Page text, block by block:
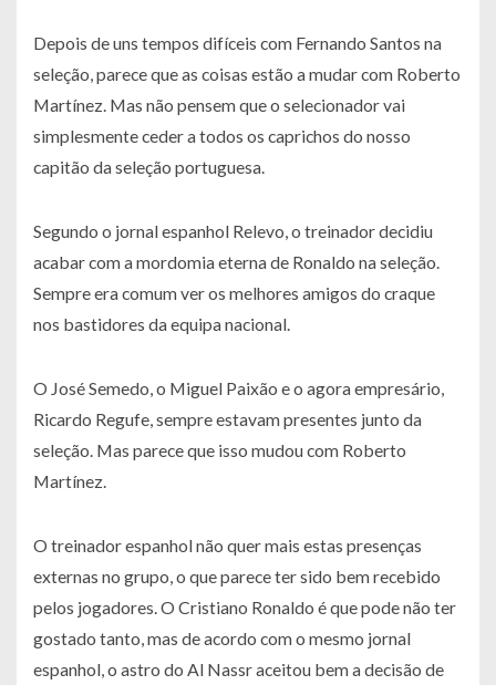
Depois de uns tempos difíceis com Fernando Santos na
seleção, parece que as coisas estão a mudar com Roberto
Martínez. Mas não pensem que o selecionador vai
simplesmente ceder a todos os caprichos do nosso
capitão da seleção portuguesa.
Segundo o jornal espanhol Relevo, o treinador decidiu
acabar com a mordomia eterna de Ronaldo na seleção.
Sempre era comum ver os melhores amigos do craque
nos bastidores da equipa nacional.
O José Semedo, o Miguel Paixão e o agora empresário,
Ricardo Regufe, sempre estavam presentes junto da
seleção. Mas parece que isso mudou com Roberto
Martínez.
O treinador espanhol não quer mais estas presenças
externas no grupo, o que parece ter sido bem recebido
pelos jogadores. O Cristiano Ronaldo é que pode não ter
gostado tanto, mas de acordo com o mesmo jornal
espanhol, o astro do Al Nassr aceitou bem a decisão de